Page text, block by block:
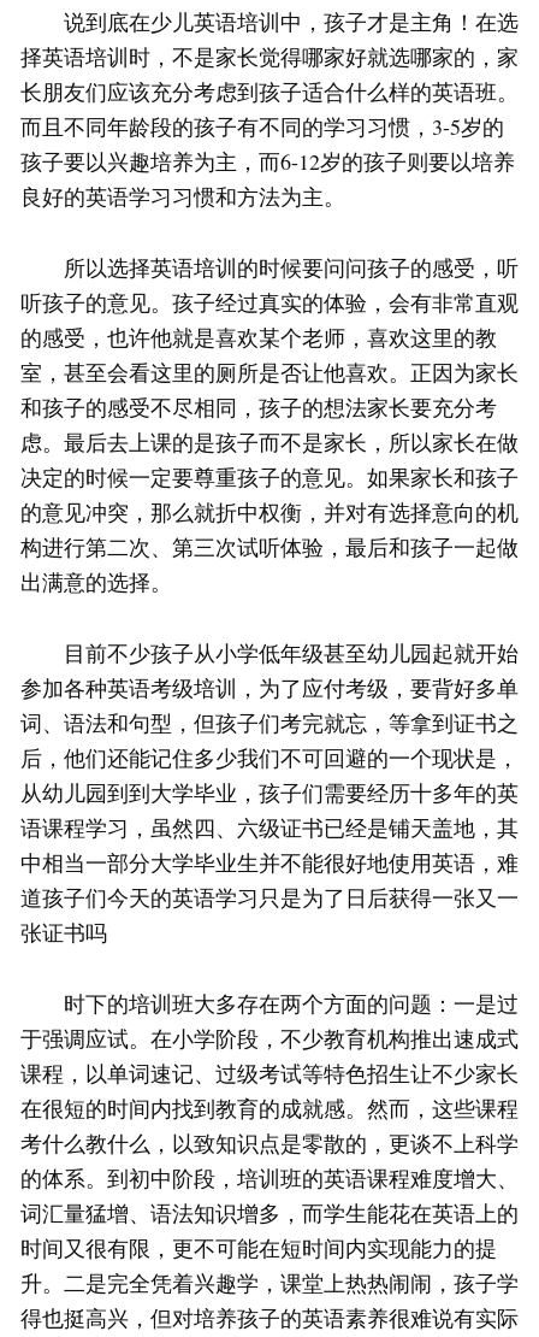
说到底在少儿英语培训中，孩子才是主角！在选
择英语培训时，不是家长觉得哪家好就选哪家的，家
长朋友们应该充分考虑到孩子适合什么样的英语班。
而且不同年龄段的孩子有不同的学习习惯，3-5岁的
孩子要以兴趣培养为主，而6-12岁的孩子则要以培养
良好的英语学习习惯和方法为主。
所以选择英语培训的时候要问问孩子的感受，听
听孩子的意见。孩子经过真实的体验，会有非常直观
的感受，也许他就是喜欢某个老师，喜欢这里的教
室，甚至会看这里的厕所是否让他喜欢。正因为家长
和孩子的感受不尽相同，孩子的想法家长要充分考
虑。最后去上课的是孩子而不是家长，所以家长在做
决定的时候一定要尊重孩子的意见。如果家长和孩子
的意见冲突，那么就折中权衡，并对有选择意向的机
构进行第二次、第三次试听体验，最后和孩子一起做
出满意的选择。
目前不少孩子从小学低年级甚至幼儿园起就开始
参加各种英语考级培训，为了应付考级，要背好多单
词、语法和句型，但孩子们考完就忘，等拿到证书之
后，他们还能记住多少我们不可回避的一个现状是，
从幼儿园到到大学毕业，孩子们需要经历十多年的英
语课程学习，虽然四、六级证书已经是铺天盖地，其
中相当一部分大学毕业生并不能很好地使用英语，难
道孩子们今天的英语学习只是为了日后获得一张又一
张证书吗
时下的培训班大多存在两个方面的问题：一是过
于强调应试。在小学阶段，不少教育机构推出速成式
课程，以单词速记、过级考试等特色招生让不少家长
在很短的时间内找到教育的成就感。然而，这些课程
考什么教什么，以致知识点是零散的，更谈不上科学
的体系。到初中阶段，培训班的英语课程难度增大、
词汇量猛增、语法知识增多，而学生能花在英语上的
时间又很有限，更不可能在短时间内实现能力的提
升。二是完全凭着兴趣学，课堂上热热闹闹，孩子学
得也挺高兴，但对培养孩子的英语素养很难说有实际